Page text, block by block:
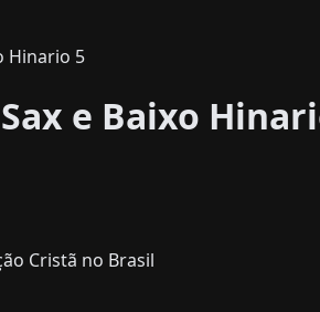
Hinario 5
e Baixo
Cristã no Brasil